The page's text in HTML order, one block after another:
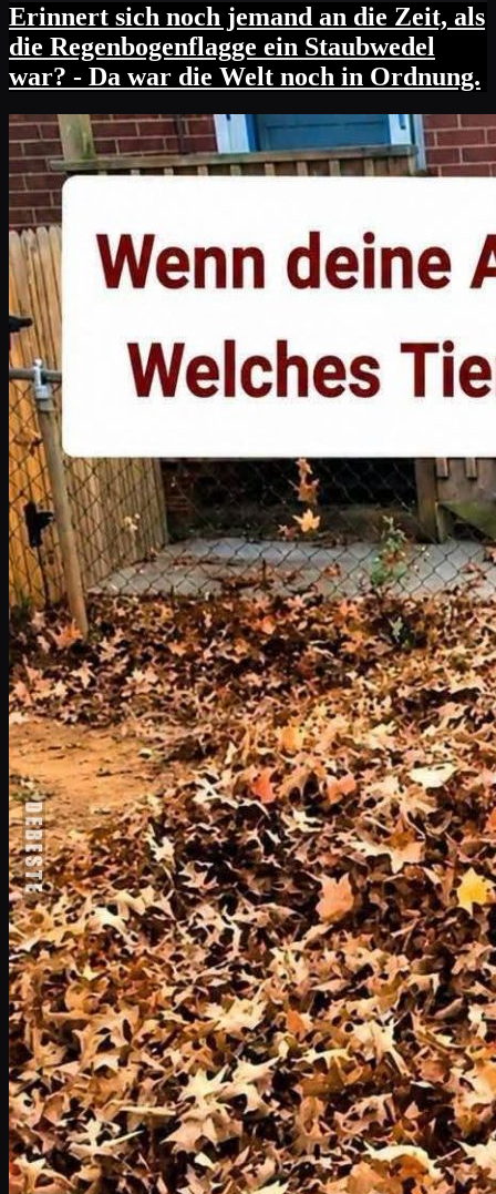
Erinnert sich noch jemand an die Zeit, als
die Regenbogenflagge ein Staubwedel
war? - Da war die Welt noch in Ordnung.